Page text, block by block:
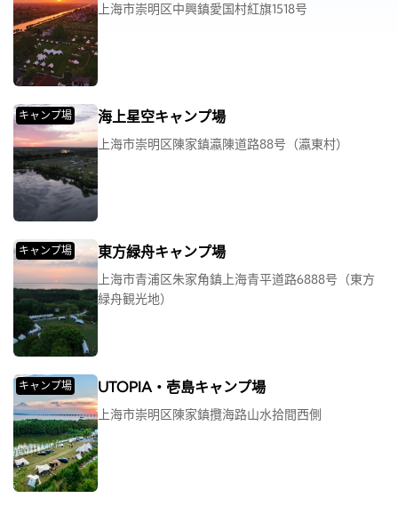
上海市崇明区中興鎮愛国村紅旗1518号
海上星空キャンプ場
上海市崇明区陳家鎮瀛陳道路88号（瀛東村）
キャンプ場
東方緑舟キャンプ場
上海市青浦区朱家角鎮上海青平道路6888号（東方
緑舟観光地）
キャンプ場
UTOPIA・壱島キャンプ場
上海市崇明区陳家鎮攬海路山水拾間西側
キャンプ場